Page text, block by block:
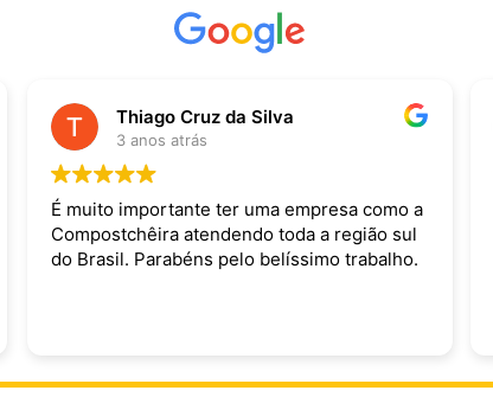
Thiago Cruz da Silva
3 anos atrás
É muito importante ter uma empresa como a
Compostchêira atendendo toda a região sul
do Brasil. Parabéns pelo belíssimo trabalho.